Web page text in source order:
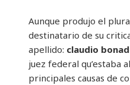
Aunque produjo el
destinatario de su
apellido: claudio
juez federal qu’estaba
principales causas de